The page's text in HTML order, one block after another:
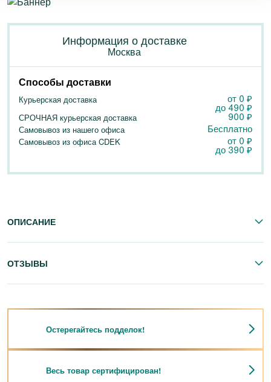
Информация о доставке
Москва
Способы доставки
Курьерская доставка от 0 ₽
до 490 ₽
СРОЧНАЯ курьерская доставка 900 ₽
Самовывоз из нашего офиса Бесплатно
Самовывоз из офиса CDEK от 0 ₽
до 390 ₽
ОПИСАНИЕ
ОТЗЫВЫ
Остерегайтесь подделок!
Весь товар сертифицирован!